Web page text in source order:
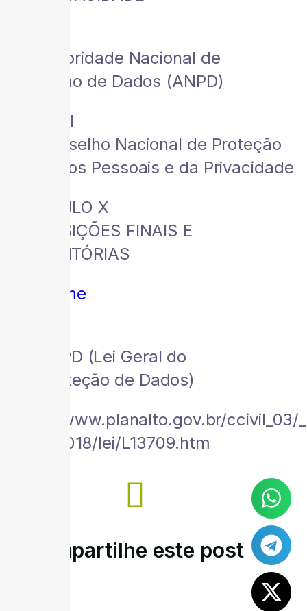
Da Autoridade Nacional de
Proteção de Dados (ANPD)
Seção II
Do Conselho Nacional de Proteção
de Dados Pessoais e da Privacidade
CAPÍTULO X
DISPOSIÇÕES FINAIS E
TRANSITÓRIAS
Home
LGPD (Lei Geral do
Proteção de Dados)
http://www.planalto.gov.br/ccivil_03/
2018/2018/lei/L13709.htm
Compartilhe este post